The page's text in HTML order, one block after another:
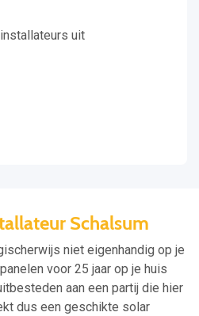
uit
Schalsum
niet eigenhandig op je
voor 25 jaar op je huis
aan een partij die hier
dus een geschikte solar